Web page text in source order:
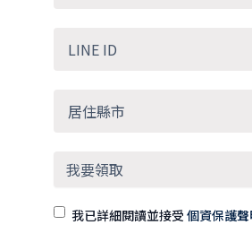
我已詳細閱讀並接受 個資保護